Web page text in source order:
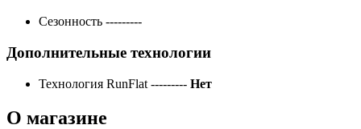
Сезонность ---------
Дополнительные технологии
Технология RunFlat --------- Нет
О магазине